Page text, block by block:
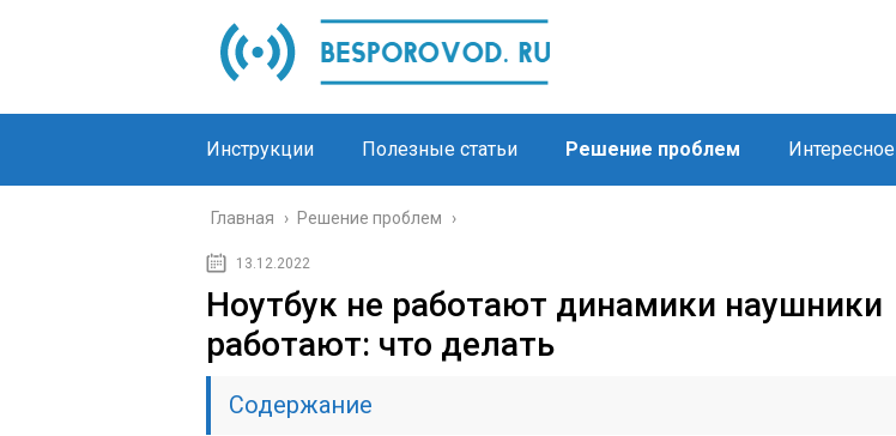
Инструкции Полезные статьи Решение проблем Интересное
Главная › Решение проблем ›
13.12.2022
Ноутбук не работают динамики наушники
работают: что делать
Содержание